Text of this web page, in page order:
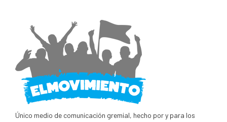
Único medio de comunicación gremial, hecho por y para los